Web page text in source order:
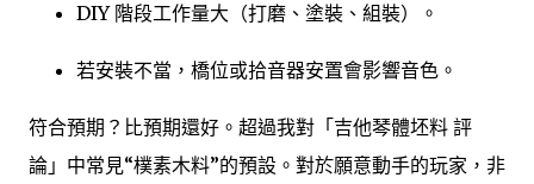
DIY 階段工作量大（打磨、塗裝、組裝）。
若安裝不當，橋位或拾音器安置會影響音色。
符合預期？比預期還好。超過我對「吉他琴體坯料 評
論」中常見“樸素木料”的預設。對於願意動手的玩家，非